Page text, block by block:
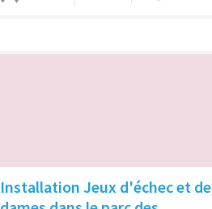
Installation Jeux d'échec et de